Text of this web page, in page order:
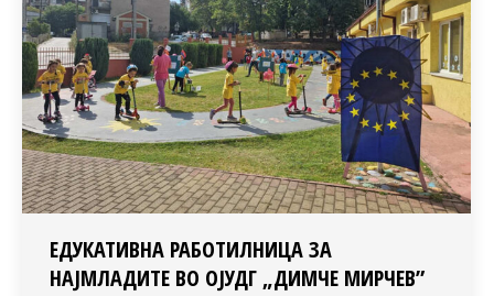
ЕДУКАТИВНА РАБОТИЛНИЦА ЗА
НАЈМЛАДИТЕ ВО ОЈУДГ „ДИМЧЕ МИРЧЕВ”